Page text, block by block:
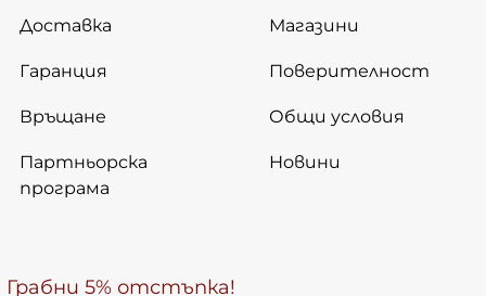
Доставка
Гаранция
Връщане
Партньорска
програма
Магазини
Поверителност
Общи условия
Новини
Грабни 5% отстъпка!